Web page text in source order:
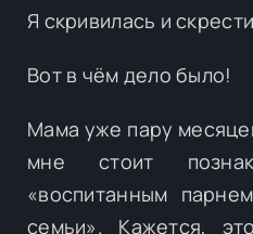
Я скривилась и
Вот в чём дело было!
Мама уже пару
мне стоит
«воспитанным
семьи». Кажется,